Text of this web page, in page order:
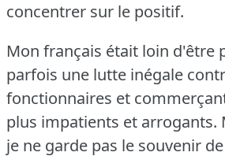
concentrer sur le positif.
Mon français était loin d'être
parfois une lutte inégale
fonctionnaires et
plus impatients et arrogants.
je ne garde pas le souvenir